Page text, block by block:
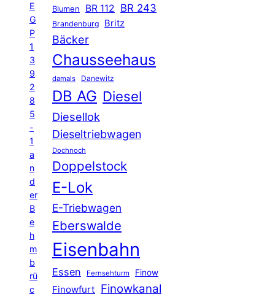
E
G
P
1
3
9
2
8
5
-
1
a
n
d
er
B
e
h
m
b
rü
c
Blumen BR 112 BR 243
Brandenburg Britz
Bäcker
Chausseehaus
damals Danewitz
DB AG Diesel
Diesellok
Dieseltriebwagen
Dochnoch
Doppelstock
E-Lok
E-Triebwagen
Eberswalde
Eisenbahn
Essen Fernsehturm Finow
Finowfurt Finowkanal